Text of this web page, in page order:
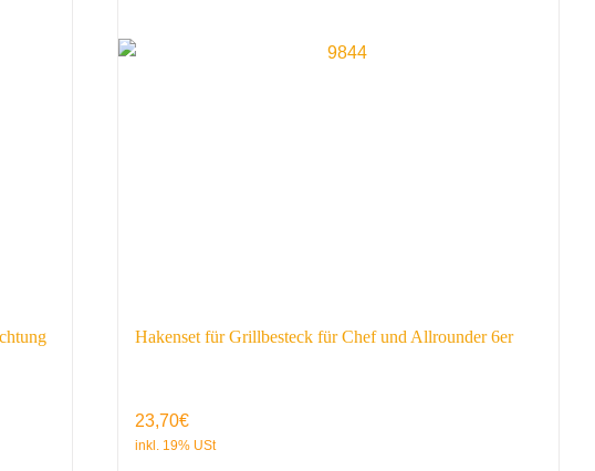
Hakenset für Grillbesteck für Chef und Allrounder 6er
23,70€